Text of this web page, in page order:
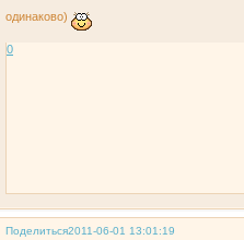
одинаково)
0
Поделиться2011-06-01 13:01:19